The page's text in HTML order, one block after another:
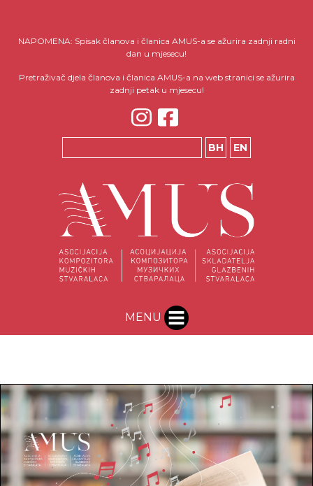
NAPOMENA: Spisak članova i članica AMUS-a se ažurira zadnji radni
dan u mjesecu!
Pretraživač djela članova i članica AMUS-a na web stranici se ažurira
zadnji petak u mjesecu!
BH EN
MENU